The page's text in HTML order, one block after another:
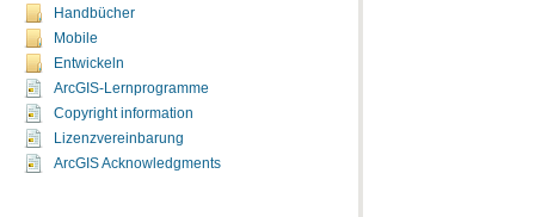
Handbücher
Mobile
Entwickeln
ArcGIS-Lernprogramme
Copyright information
Lizenzvereinbarung
ArcGIS Acknowledgments